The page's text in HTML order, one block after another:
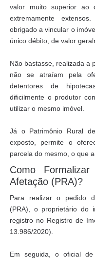
valor muito superior ao
extremamente
obrigado a vincular o
único débito, de valor
Não bastasse, realizada a
não se atraíam pela
detentores de
dificilmente o produtor
utilizar o mesmo imóvel.
Já o Patrimônio Rural
exposto, permite o
parcela do mesmo, o que
Como
Afetação (PRA)?
Para realizar o pedido
(PRA), o proprietário do
registro no Registro de
13.986/2020).
Em seguida, o oficial